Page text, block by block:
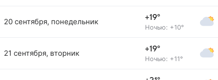
20 сентября, понедельник +19°
Ночью: +10°
21 сентября, вторник +19°
Ночью: +11°